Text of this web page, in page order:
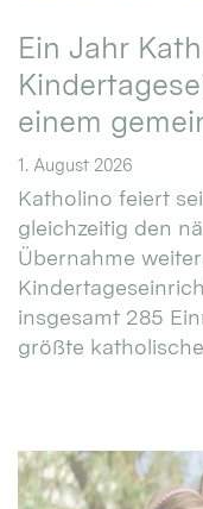
Ein Jahr
einem
1. August 2026
Katholino feiert
gleichzeitig den
Übernahme
insgesamt 285
größte